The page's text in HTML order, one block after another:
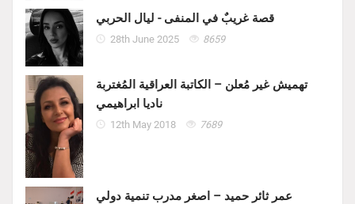
قصة غريبٌ في المنفى - ليال الحربي
28th June 2025 8659
تهميش غير مُعلن – الكاتبة العراقية المُغتربة
ناديا ابراهيمي
12th May 2018 7689
عمر ثائر حميد – اصغر مدرب تنمية دولي